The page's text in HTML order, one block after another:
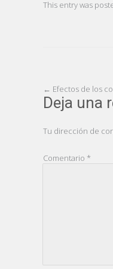
This entry was
Post
← Efectos de los
Deja una
Tu dirección de
Comentario *